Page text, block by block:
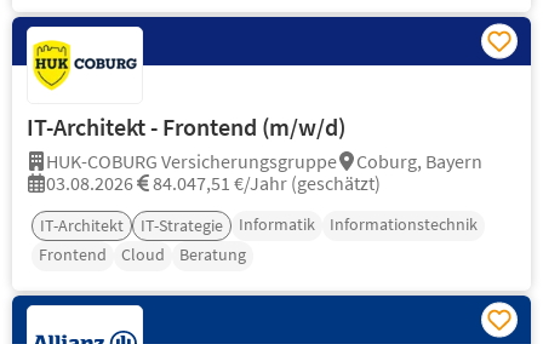
IT-Architekt - Frontend (m/w/d)
HUK-COBURG Versicherungsgruppe
Coburg, Bayern
03.08.2026
84.047,51 €/Jahr (geschätzt)
IT-Architekt IT-Strategie Informatik
Informationstechnik
Frontend
Cloud Beratung